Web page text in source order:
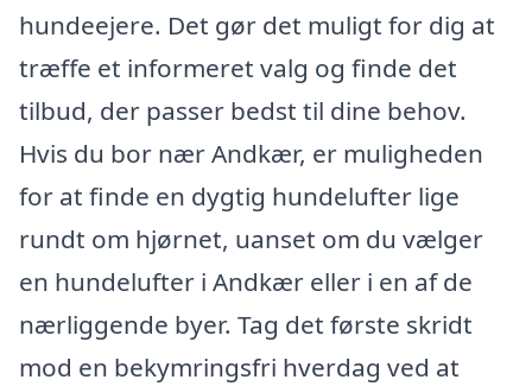
hundeejere. Det gør det muligt for dig at
træffe et informeret valg og finde det
tilbud, der passer bedst til dine behov.
Hvis du bor nær Andkær, er muligheden
for at finde en dygtig hundelufter lige
rundt om hjørnet, uanset om du vælger
en hundelufter i Andkær eller i en af de
nærliggende byer. Tag det første skridt
mod en bekymringsfri hverdag ved at